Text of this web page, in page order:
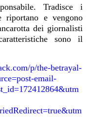
Tradisce i
riportano e vengono
dei giornalisti
sono il
p/the-betrayal-
email-